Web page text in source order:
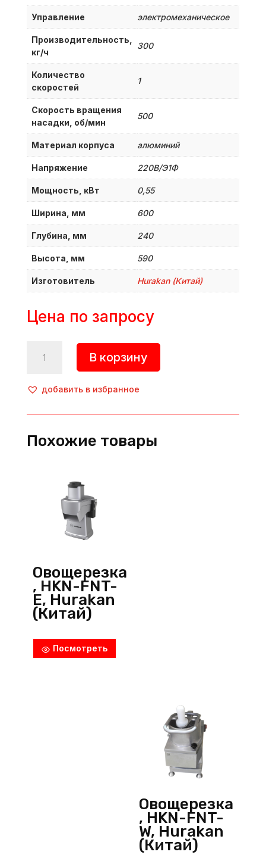
Управление электромеханическое
Производительность,
кг/ч
300
Количество
скоростей
1
Скорость вращения
насадки, об/мин
500
Материал корпуса алюминий
Напряжение 220В/Э1Ф
Мощность, кВт 0,55
Ширина, мм 600
Глубина, мм 240
Высота, мм 590
Изготовитель Hurakan (Китай)
Цена по запросу
товара
Овощерезка,
HKN-
Hurakan
В корзину
добавить в избранное
Похожие товары
Овощерезка
, HKN-FNT-
E, Hurakan
(Китай)
Посмотреть
Овощерезка
, HKN-FNT-
W, Hurakan
(Китай)